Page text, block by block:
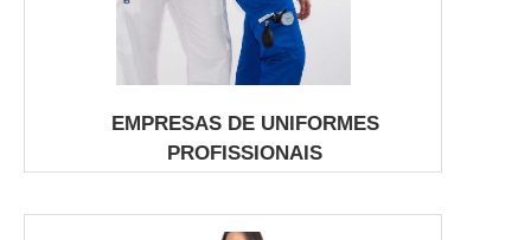
EMPRESAS DE UNIFORMES
PROFISSIONAIS